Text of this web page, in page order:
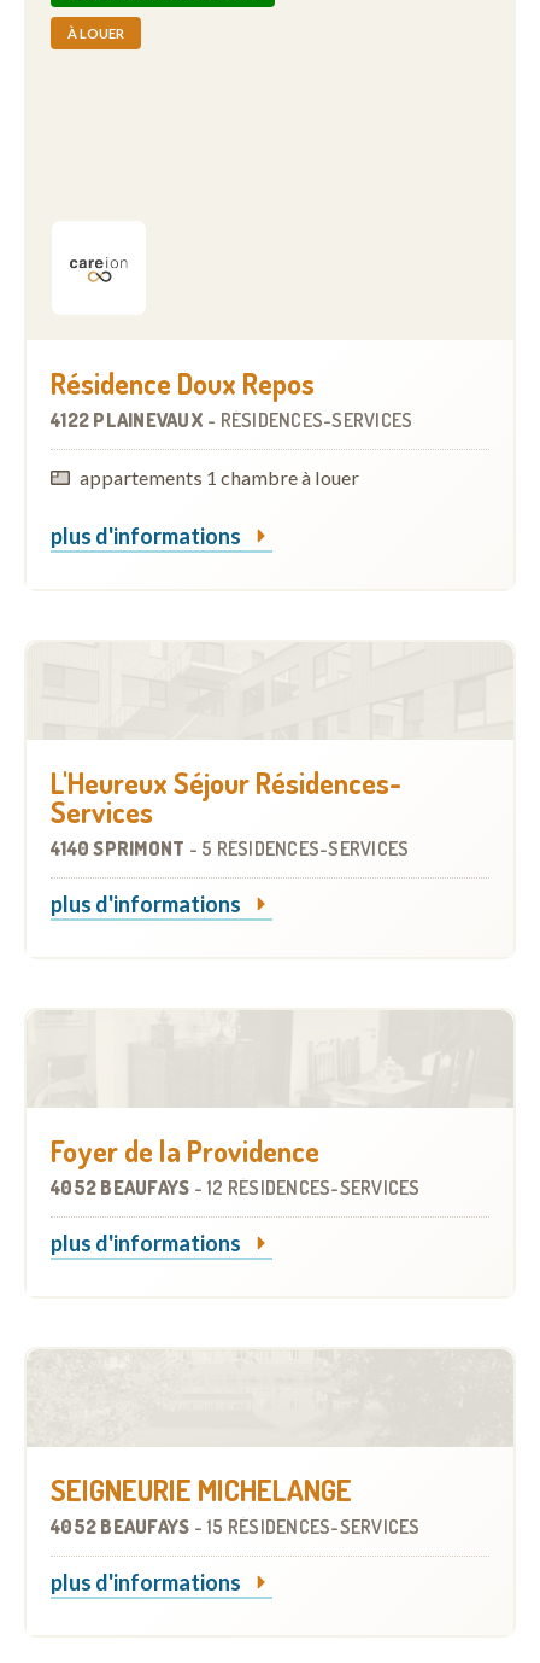
À LOUER
Résidence Doux Repos
4122 PLAINEVAUX - RÉSIDENCES-SERVICES
appartements 1 chambre à louer
plus d'informations
L'Heureux Séjour Résidences-
Services
4140 SPRIMONT - 5 RÉSIDENCES-SERVICES
plus d'informations
Foyer de la Providence
4052 BEAUFAYS - 12 RÉSIDENCES-SERVICES
plus d'informations
SEIGNEURIE MICHELANGE
4052 BEAUFAYS - 15 RÉSIDENCES-SERVICES
plus d'informations